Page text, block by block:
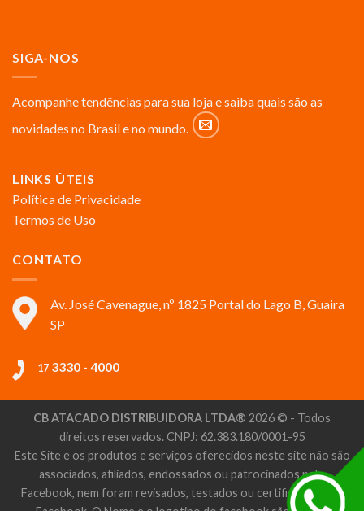
SIGA-NOS
Acompanhe tendências para sua loja e saiba quais são as
novidades no Brasil e no mundo.
LINKS ÚTEIS
Política de Privacidade
Termos de Uso
CONTATO
Av. José Cavenague, nº 1825 Portal do Lago B, Guaira
SP
17 3330 - 4000
CB ATACADO DISTRIBUIDORA LTDA® 2026 © - Todos
direitos reservados. CNPJ: 62.383.180/0001-95
Este Site e os produtos e serviços oferecidos neste site não são
associados, afiliados, endossados ou patrocinados pelo
Facebook, nem foram revisados, testados ou certificados pelo